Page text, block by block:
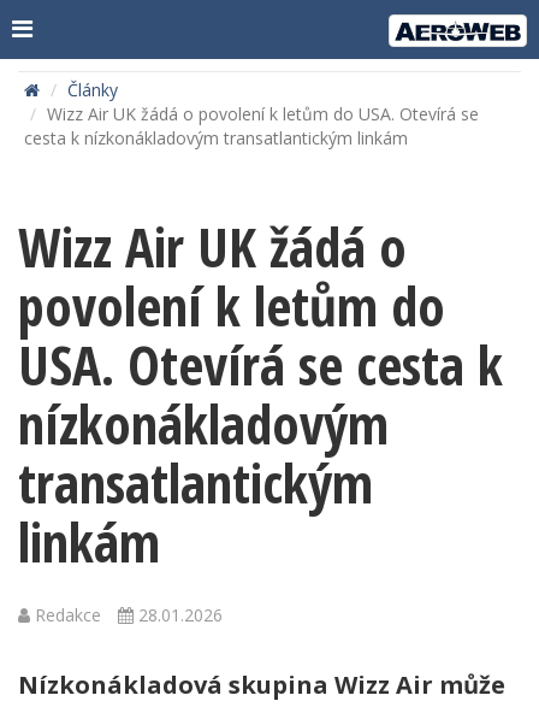
Články
Wizz Air UK žádá o povolení k letům do USA. Otevírá se
cesta k nízkonákladovým transatlantickým linkám
Wizz Air UK žádá o
povolení k letům do
USA. Otevírá se cesta k
nízkonákladovým
transatlantickým
linkám
Redakce 28.01.2026
Nízkonákladová skupina Wizz Air může